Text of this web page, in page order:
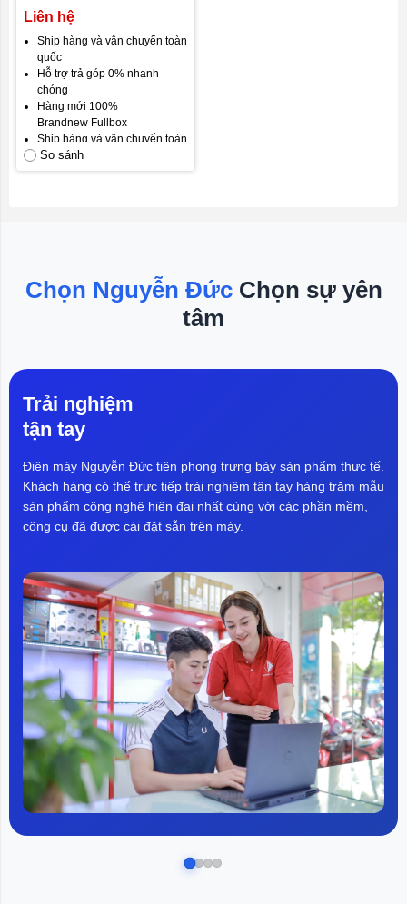
kèm khử mùi
Liên hệ
Ship hàng và vận chuyển toàn
quốc
Hỗ trợ trả góp 0% nhanh
chóng
Hàng mới 100%
Brandnew Fullbox
Ship hàng và vận chuyển toàn
quốc
Gói bảo hành mặc định: Bảo
So sánh
Chọn Nguyễn Đức Chọn sự yên
tâm
Trải nghiệm
tận tay
Điện máy Nguyễn Đức tiên phong trưng bày sản phẩm thực tế.
Khách hàng có thể trực tiếp trải nghiệm tận tay hàng trăm mẫu
sản phẩm công nghệ hiện đại nhất cùng với các phần mềm,
công cụ đã được cài đặt sẵn trên máy.